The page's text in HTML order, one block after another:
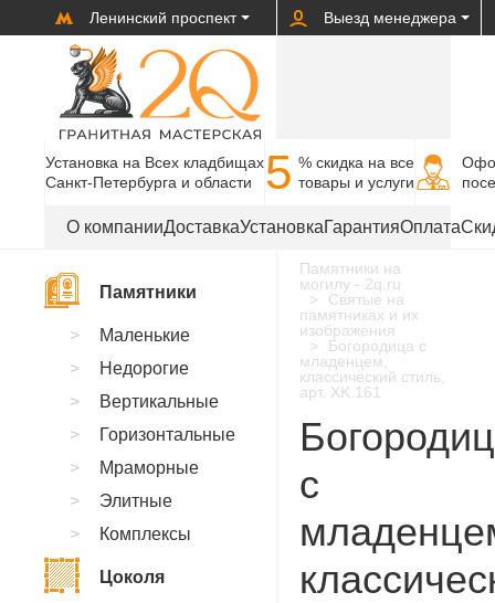
Ленинский проспект Выезд менеджера
Установка на Всех кладбищах
Санкт-Петербурга и области
5 % cкидка на все
товары и услуги
О компанииДоставкаУстановкаГарантияОплата
Памятники на
могилу - 2q.ru
Святые на
памятниках и их
изображения
Богородица с
младенцем,
классический стиль,
арт. XK.161
с
Памятники
Маленькие
Недорогие
Вертикальные
Горизонтальные
Мраморные
Элитные
Комплексы
Цоколя